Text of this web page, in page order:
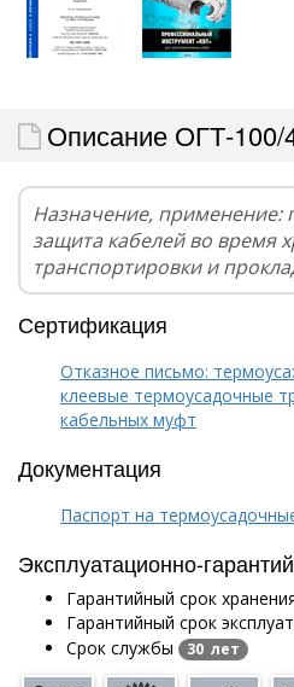
Описание ОГТ-100/
Назначение, применение:
защита кабелей во время
транспортировки и
Сертификация
Отказное письмо:
клеевые термоусадочные
кабельных муфт
Документация
Паспорт на
Эксплуатационно-
Гарантийный срок
Гарантийный срок
Срок службы 30 лет